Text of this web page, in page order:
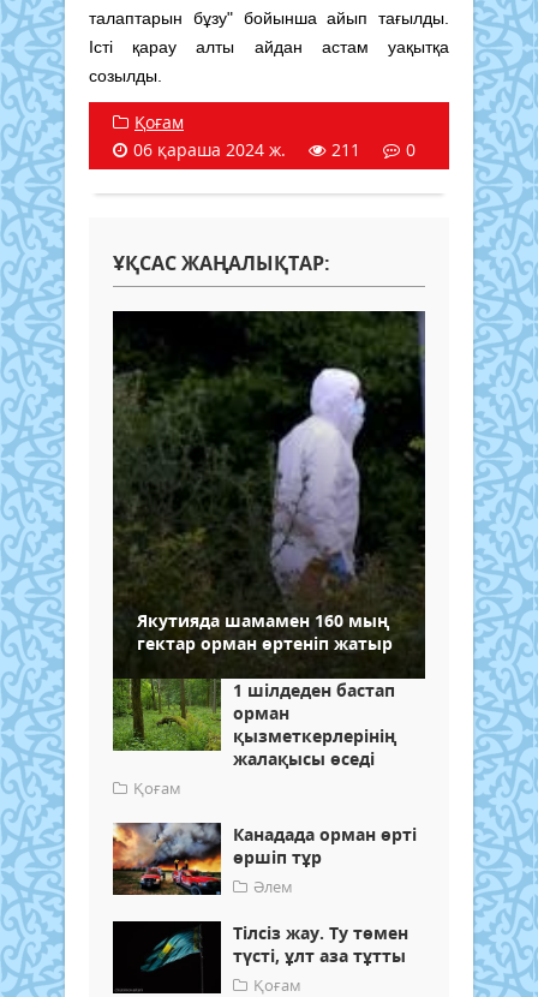
талаптарын бұзу" бойынша айып тағылды.
Істі қарау алты айдан астам уақытқа
созылды.
Қоғам
06 қараша 2024 ж.
211 0
ҰҚСАС ЖАҢАЛЫҚТАР:
Якутияда шамамен 160 мың
гектар орман өртеніп жатыр
1 шілдеден бастап
орман
қызметкерлерінің
жалақысы өседі
Қоғам
Канадада орман өрті
өршіп тұр
Әлем
Тілсіз жау. Ту төмен
түсті, ұлт аза тұтты
Қоғам